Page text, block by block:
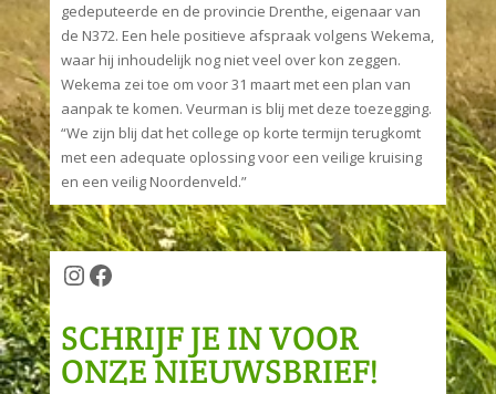
gedeputeerde en de provincie Drenthe, eigenaar van
de N372. Een hele positieve afspraak volgens Wekema,
waar hij inhoudelijk nog niet veel over kon zeggen.
Wekema zei toe om voor 31 maart met een plan van
aanpak te komen. Veurman is blij met deze toezegging.
“We zijn blij dat het college op korte termijn terugkomt
met een adequate oplossing voor een veilige kruising
en een veilig Noordenveld.”
Instagram
Facebook
SCHRIJF JE IN VOOR
ONZE NIEUWSBRIEF!